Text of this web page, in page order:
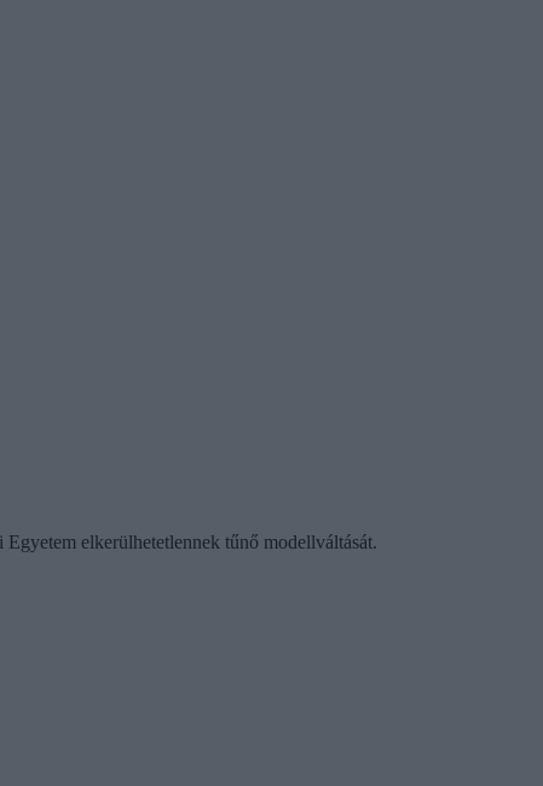
elkerülhetetlennek tűnő modellváltását.